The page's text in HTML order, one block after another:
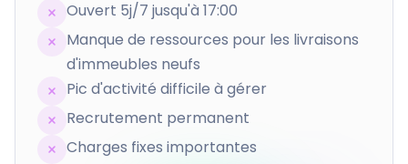
Ouvert 5j/7 jusqu'à 17:00
Manque de ressources pour les livraisons
d'immeubles neufs
Pic d'activité difficile à gérer
Recrutement permanent
Charges fixes importantes